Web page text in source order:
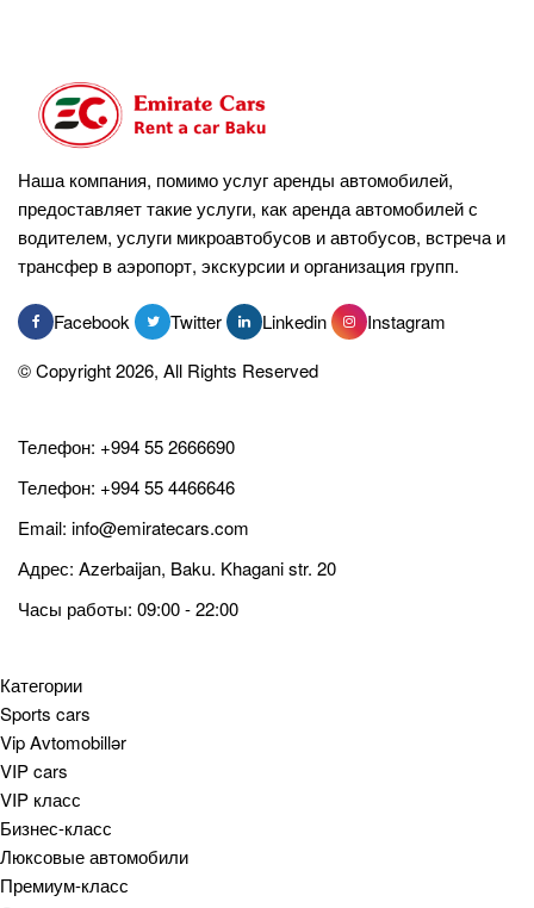
Наша компания, помимо услуг аренды автомобилей,
предоставляет такие услуги, как аренда автомобилей с
водителем, услуги микроавтобусов и автобусов, встреча и
трансфер в аэропорт, экскурсии и организация групп.
Facebook Twitter Linkedin
Instagram
© Copyright 2026, All Rights Reserved
Телефон: +994 55 2666690
Телефон: +994 55 4466646
Email: info@emiratecars.com
Адрес: Azerbaijan, Baku. Khagani str. 20
Часы работы: 09:00 - 22:00
Категории
Sports cars
Vip Avtomobillər
VIP cars
VIP класс
Бизнес-класс
Люксовые автомобили
Премиум-класс